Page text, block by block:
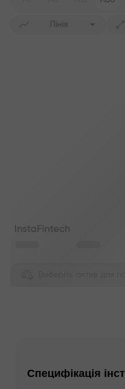
Лінія
Специфікація